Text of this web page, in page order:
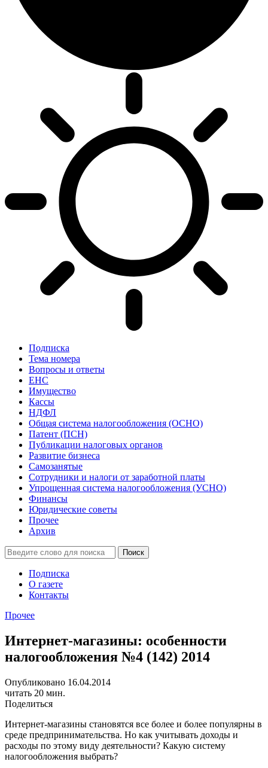
Подписка
Тема номера
Вопросы и ответы
ЕНС
Имущество
Кассы
НДФЛ
Общая система налогообложения (ОСНО)
Патент (ПСН)
Публикации налоговых органов
Развитие бизнеса
Самозанятые
Сотрудники и налоги от заработной платы
Упрощенная система налогообложения (УСНО)
Финансы
Юридические советы
Прочее
Архив
Подписка
О газете
Контакты
Прочее
Интернет-магазины: особенности
налогообложения №4 (142) 2014
Опубликовано 16.04.2014
читать 20 мин.
Поделиться
Интернет-магазины становятся все более и более популярны в
среде предпринимательства. Но как учитывать доходы и
расходы по этому виду деятельности? Какую систему
налогообложения выбрать?